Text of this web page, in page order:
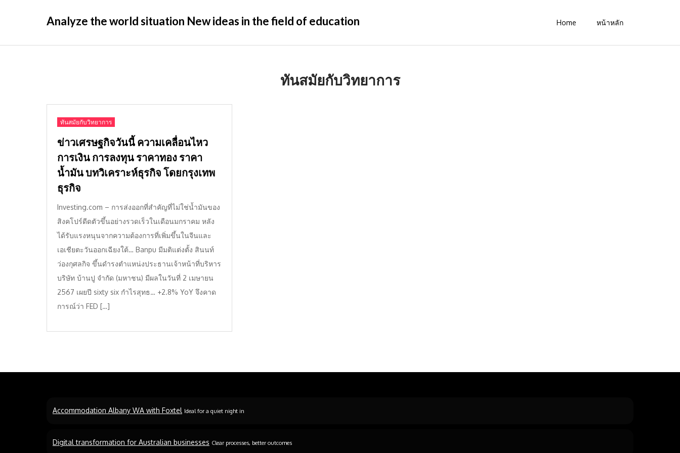
Analyze the world situation New ideas in the field of education Home หน้าหลัก
ทันสมัยกับวิทยาการ
ทันสมัยกับวิทยาการ
ข่าวเศรษฐกิจวันนี้ ความเคลื่อนไหว
การเงิน การลงทุน ราคาทอง ราคา
น้ำมัน บทวิเคราะห์ธุรกิจ โดยกรุงเทพ
ธุรกิจ
Investing.com – การส่งออกที่สำคัญที่ไม่ใช่น้ำมันของ
สิงคโปร์ดีดตัวขึ้นอย่างรวดเร็วในเดือนมกราคม หลัง
ได้รับแรงหนุนจากความต้องการที่เพิ่มขึ้นในจีนและ
เอเชียตะวันออกเฉียงใต้… Banpu มีมติแต่งตั้ง สินนท์
ว่องกุศลกิจ ขึ้นดำรงตำแหน่งประธานเจ้าหน้าที่บริหาร
บริษัท บ้านปู จำกัด (มหาชน) มีผลในวันที่ 2 เมษายน
2567 เผยปี sixty six กำไรสุทธ… +2.8% YoY จึงคาด
การณ์ว่า FED […]
Accommodation Albany WA with Foxtel Ideal for a quiet night in
Digital transformation for Australian businesses Clear processes, better outcomes